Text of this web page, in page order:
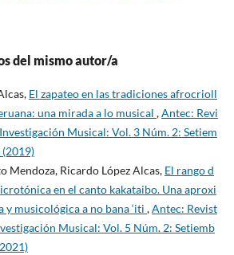
del mismo autor/a
El zapateo en las tradiciones afrocrioll
una mirada a lo musical ,Antec: Revi
Musical: Vol. 3 Núm. 2: Setiem
Mendoza, Ricardo López Alcas, El rango d
en el canto kakataibo. Una aproxi
y musicológica a no bana ‘iti ,Antec: Revist
Musical: Vol. 5 Núm. 2: Setiemb